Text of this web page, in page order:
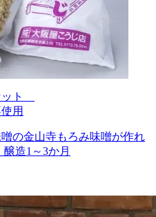
ット
用
の金山寺もろみ味噌が作れ
造1～3か月